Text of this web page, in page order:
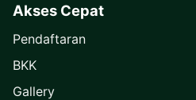
Akses Cepat
Pendaftaran
BKK
Gallery